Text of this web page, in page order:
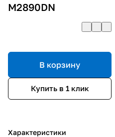
M2890DN
В корзину
Купить в 1 клик
Характеристики